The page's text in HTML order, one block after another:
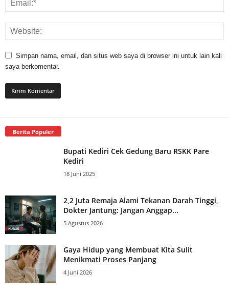
Simpan nama, email, dan situs web saya di browser ini untuk lain kali
saya berkomentar.
Berita Populer
Bupati Kediri Cek Gedung Baru RSKK Pare
Kediri
18 Juni 2025
2,2 Juta Remaja Alami Tekanan Darah Tinggi,
Dokter Jantung: Jangan Anggap...
5 Agustus 2026
Gaya Hidup yang Membuat Kita Sulit
Menikmati Proses Panjang
4 Juni 2026